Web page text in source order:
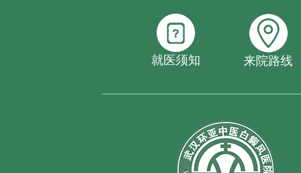
就医须知 来院路线